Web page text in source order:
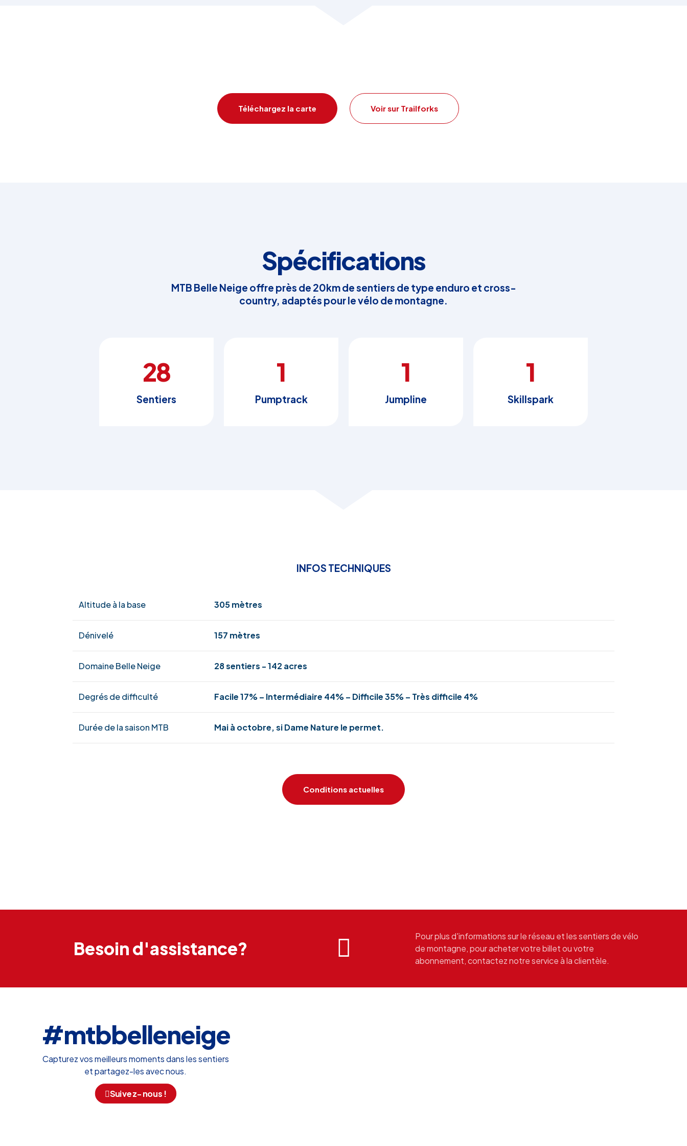
Téléchargez la carte Voir sur Trailforks
Spécifications
MTB Belle Neige offre près de 20km de sentiers de type enduro et cross-
country, adaptés pour le vélo de montagne.
28
Sentiers
1
Pumptrack
1
Jumpline
1
Skillspark
INFOS TECHNIQUES
Altitude à la base 305 mètres
Dénivelé 157 mètres
Domaine Belle Neige 28 sentiers - 142 acres
Degrés de difficulté Facile 17% – Intermédiaire 44% – Difficile 35% – Très difficile 4%
Durée de la saison MTB Mai à octobre, si Dame Nature le permet.
Conditions actuelles
Besoin d'assistance?
Pour plus d'informations sur le réseau et les sentiers de vélo
de montagne, pour acheter votre billet ou votre
abonnement, contactez notre service à la clientèle.
#mtbbelleneige
Capturez vos meilleurs moments dans les sentiers
et partagez-les avec nous.
Suivez-nous !